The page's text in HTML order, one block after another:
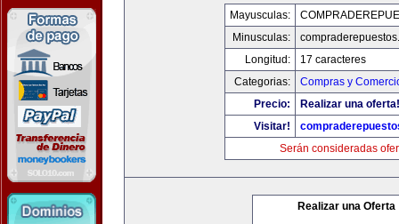
Mayusculas:
Minusculas:
Longitud:
17 caracteres
Categorias:
Compras y
Precio:
Realizar una oferta!
Visitar!
Serán consideradas
Realizar una Oferta